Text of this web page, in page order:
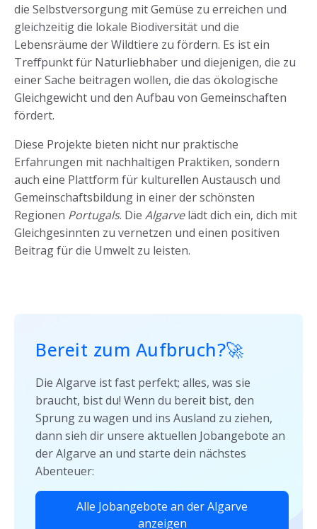
die Selbstversorgung mit Gemüse zu erreichen und
gleichzeitig die lokale Biodiversität und die
Lebensräume der Wildtiere zu fördern. Es ist ein
Treffpunkt für Naturliebhaber und diejenigen, die zu
einer Sache beitragen wollen, die das ökologische
Gleichgewicht und den Aufbau von Gemeinschaften
fördert.
Diese Projekte bieten nicht nur praktische
Erfahrungen mit nachhaltigen Praktiken, sondern
auch eine Plattform für kulturellen Austausch und
Gemeinschaftsbildung in einer der schönsten
Regionen Portugals. Die Algarvelädt dich ein, dich mit
Gleichgesinnten zu vernetzen und einen positiven
Beitrag für die Umwelt zu leisten.
Bereit zum Aufbruch?🚀
Die Algarve ist fast perfekt; alles, was sie
braucht, bist du! Wenn du bereit bist, den
Sprung zu wagen und ins Ausland zu ziehen,
dann sieh dir unsere aktuellen Jobangebote an
der Algarve an und starte dein nächstes
Abenteuer:
Alle Jobangebote an der Algarve
anzeigen